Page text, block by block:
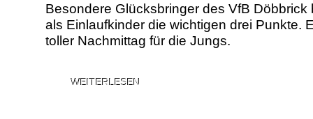
Besondere Glücksbringer des VfB
als Einlaufkinder die wichtigen drei Punkte.
toller Nachmittag für die Jungs.
WEITERLESEN